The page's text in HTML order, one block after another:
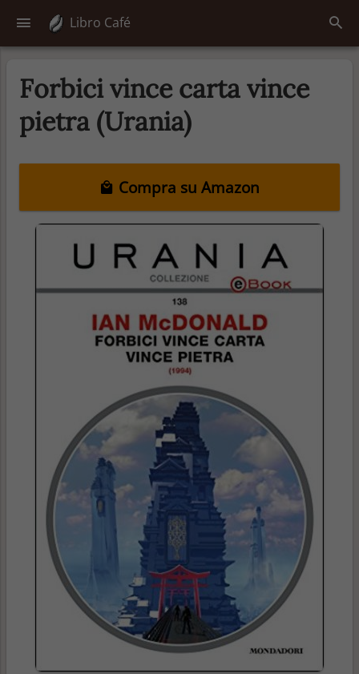
Libro Café
Forbici vince carta vince
pietra (Urania)
Compra su Amazon